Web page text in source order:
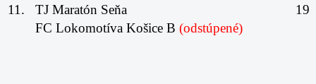
11.
TJ Maratón Seňa
19
FC Lokomotíva Košice B (odstúpené)